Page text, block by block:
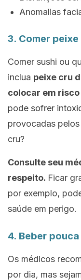
Anomalias
3. Comer peixe
Comer sushi ou
inclua peixe cru
colocar em risco
pode sofrer
provocadas
cru?
Consulte seu
respeito. Ficar
por exemplo,
saúde em perigo.
4. Beber
Os médicos
por dia, mas